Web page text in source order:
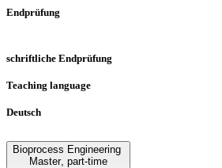
Endprüfung
schriftliche Endprüfung
Teaching language
Deutsch
Bioprocess Engineering
Master, part-time